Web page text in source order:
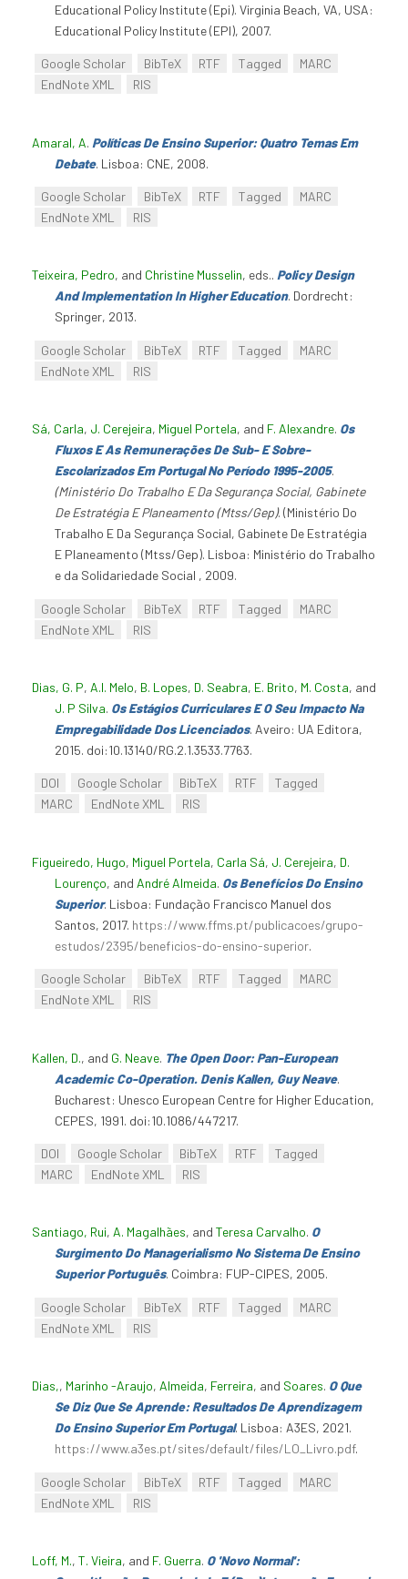
Educational Policy Institute (Epi). Virginia Beach, VA, USA:
Educational Policy Institute (EPI), 2007.
Google Scholar BibTeX RTF Tagged
MARC
EndNote XML
RIS
Amaral, A. Políticas De Ensino Superior: Quatro Temas Em
Debate. Lisboa: CNE, 2008.
Google Scholar BibTeX RTF Tagged
MARC
EndNote XML
RIS
Teixeira, Pedro, and Christine Musselin, eds.. Policy Design
And Implementation In Higher Education. Dordrecht:
Springer, 2013.
Google Scholar BibTeX RTF Tagged
MARC
EndNote XML
RIS
Sá, Carla, J. Cerejeira, Miguel Portela, and F. Alexandre. Os
Fluxos E As Remunerações De Sub- E Sobre-
Escolarizados Em Portugal No Período 1995-2005.
(Ministério Do Trabalho E Da Segurança Social, Gabinete
De Estratégia E Planeamento (Mtss/Gep). (Ministério Do
Trabalho E Da Segurança Social, Gabinete De Estratégia
E Planeamento (Mtss/Gep). Lisboa: Ministério do Trabalho
e da Solidariedade Social , 2009.
Google Scholar BibTeX RTF Tagged
MARC
EndNote XML
RIS
Dias, G. P, A.I. Melo, B. Lopes, D. Seabra, E. Brito, M. Costa, and
J. P Silva. Os Estágios Curriculares E O Seu Impacto Na
Empregabilidade Dos Licenciados. Aveiro: UA Editora,
2015. doi:10.13140/RG.2.1.3533.7763.
DOI Google Scholar BibTeX RTF
Tagged
MARC
EndNote XML RIS
Figueiredo, Hugo, Miguel Portela, Carla Sá, J. Cerejeira, D.
Lourenço, and André Almeida. Os Benefícios Do Ensino
Superior. Lisboa: Fundação Francisco Manuel dos
Santos, 2017. https://www.ffms.pt/publicacoes/grupo-
estudos/2395/beneficios-do-ensino-superior.
Google Scholar BibTeX RTF Tagged
MARC
EndNote XML
RIS
Kallen, D., and G. Neave. The Open Door: Pan-European
Academic Co-Operation. Denis Kallen, Guy Neave.
Bucharest: Unesco European Centre for Higher Education,
CEPES, 1991. doi:10.1086/447217.
DOI Google Scholar BibTeX RTF
Tagged
MARC
EndNote XML RIS
Santiago, Rui, A. Magalhães, and Teresa Carvalho. O
Surgimento Do Managerialismo No Sistema De Ensino
Superior Português. Coimbra: FUP-CIPES, 2005.
Google Scholar BibTeX RTF Tagged
MARC
EndNote XML
RIS
Dias,, Marinho -Araujo, Almeida, Ferreira, and Soares. O Que
Se Diz Que Se Aprende: Resultados De Aprendizagem
Do Ensino Superior Em Portugal. Lisboa: A3ES, 2021.
https://www.a3es.pt/sites/default/files/LO_Livro.pdf.
Google Scholar BibTeX RTF Tagged
MARC
EndNote XML
RIS
Loff, M., T. Vieira, and F. Guerra. O 'Novo Normal':